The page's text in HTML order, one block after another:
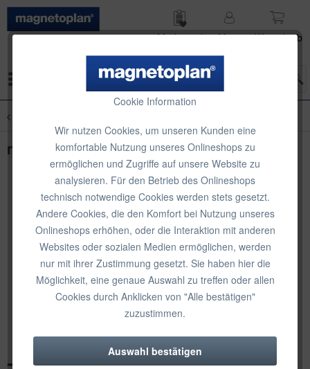
Merk­zettel
Mein
Waren­korb
Cookie Information
Wir nutzen Cookies, um unseren Kunden eine
komfortable Nutzung unseres Onlineshops zu
ermöglichen und Zugriffe auf unsere Website zu
analysieren. Für den Betrieb des Onlineshops
technisch notwendige Cookies werden stets gesetzt.
Andere Cookies, die den Komfort bei Nutzung unseres
Onlineshops erhöhen, oder die Interaktion mit anderen
Websites oder sozialen Medien ermöglichen, werden
nur mit ihrer Zustimmung gesetzt. Sie haben hier die
Möglichkeit, eine genaue Auswahl zu treffen oder allen
Cookies durch Anklicken von "Alle bestätigen"
zuzustimmen.
Technisch erforderlich
Auswahl bestätigen
magnetoplan Whiteboard Essentials Kit